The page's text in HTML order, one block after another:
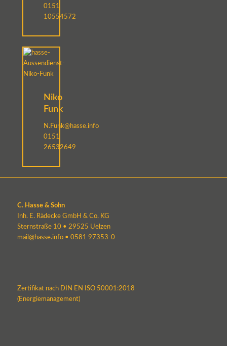
0151
10554572
Niko
Funk
N.Funk@hasse.info
0151
26532649
C. Hasse & Sohn
Inh. E. Rädecke GmbH & Co. KG
Sternstraße 10 • 29525 Uelzen
mail@hasse.info• 0581 97353-0
Zertifikat nach DIN EN ISO 50001:2018
(Energiemanagement)